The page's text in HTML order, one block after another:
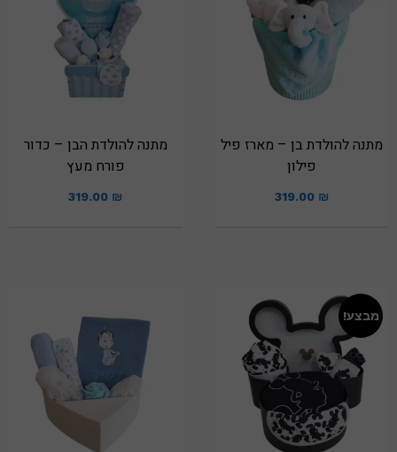
מתנה להולדת בן – מארז פיל
פילון
319.00 ₪
מתנה להולדת הבן – כדור
פורח מעץ
319.00 ₪
מבצע!